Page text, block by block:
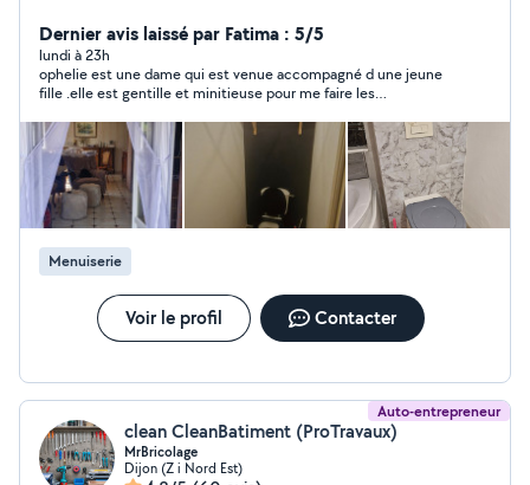
Dernier avis laissé par Fatima : 5/5
lundi à 23h
ophelie est une dame qui est venue accompagné d une jeune
fille .elle est gentille et minitieuse pour me faire les
mesures. alors après 2 moustiquaires faites je leur ai proposé
un thé a la menthe fraîche à la marocaine et une gentille
discussion. je recommande ophelie.
Menuiserie
Voir le profil Contacter
Auto-entrepreneur
clean CleanBatiment (ProTravaux)
MrBricolage
Dijon (Z i Nord Est)